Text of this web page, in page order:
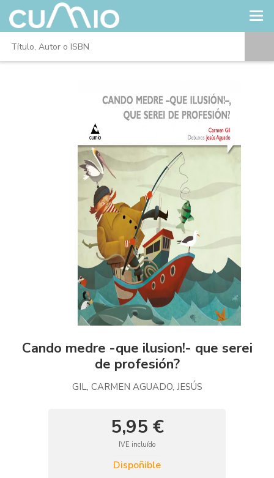
Cando medre -que ilusion!- que serei
de profesión?
GIL, CARMEN AGUADO, JESÚS
5,95 €
IVE incluído
Dispoñible